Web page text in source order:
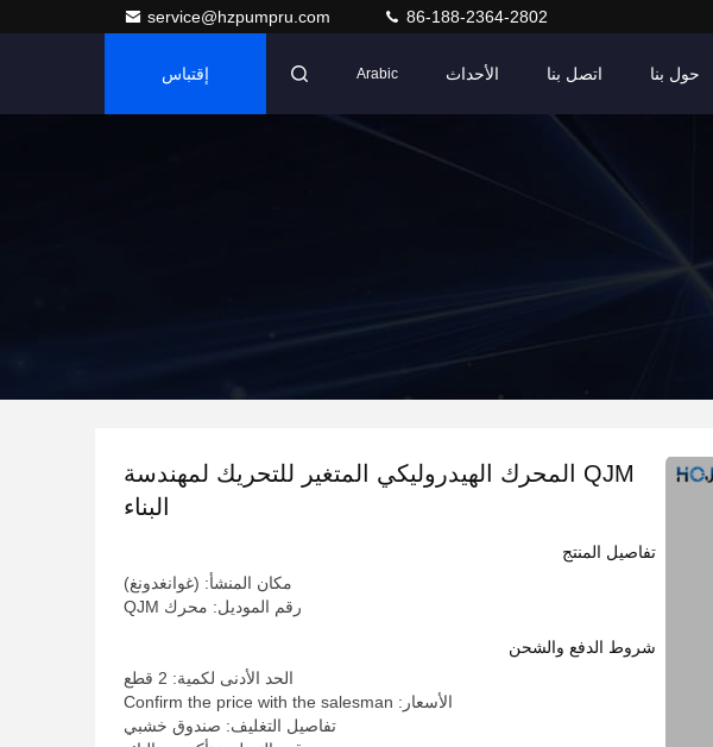
service@hzpumpru.com 86-188-2364-2802
حول بنا اتصل بنا الأحداث Arabic إقتباس
QJM المحرك الهيدروليكي المتغير للتحريك لمهندسة
البناء
تفاصيل المنتج
مكان المنشأ: (غوانغدونغ)
رقم الموديل: محرك QJM
شروط الدفع والشحن
الحد الأدنى لكمية: 2 قطع
الأسعار: Confirm the price with the salesman
تفاصيل التغليف: صندوق خشبي